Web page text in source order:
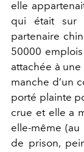
elle
qui était sur
partenaire
50000
attachée à
manche d’un
porté plainte
crue et elle a
elle-même
de prison,